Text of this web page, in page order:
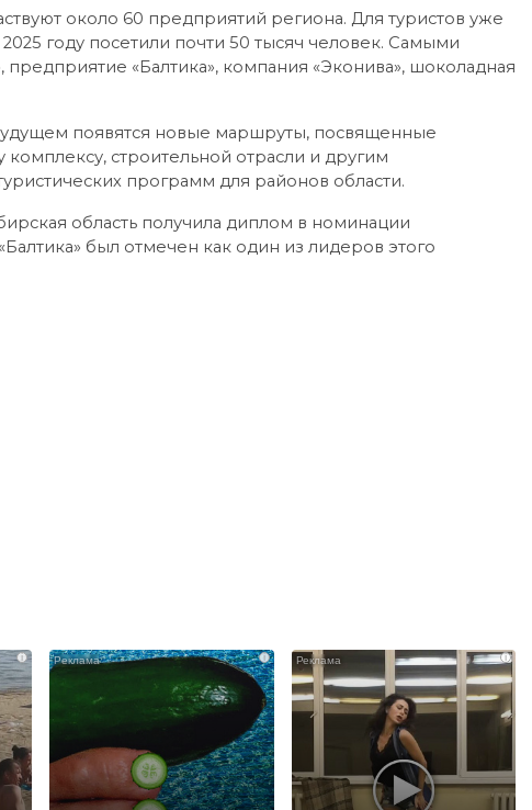
около 60 предприятий региона. Для туристов уже
году посетили почти 50 тысяч человек. Самыми
«Балтика», компания «Эконива», шоколадная
появятся новые маршруты, посвященные
строительной отрасли и другим
программ для районов области.
область получила диплом в номинации
был отмечен как один из лидеров этого
i i i